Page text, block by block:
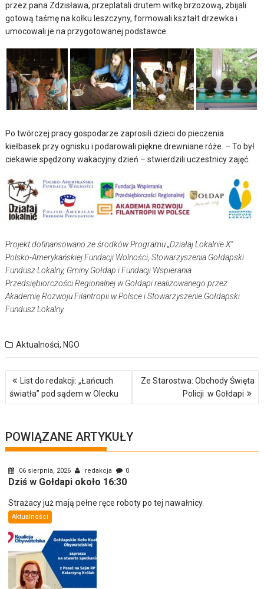
przez pana Zdzisława, przeplatali drutem witkę brzozową, zbijali
gotową taśmę na kołku leszczyny, formowali kształt drzewka i
umocowali je na przygotowanej podstawce.
Po twórczej pracy gospodarze zaprosili dzieci do pieczenia
kiełbasek przy ognisku i podarowali piękne drewniane róże. – To był
ciekawie spędzony wakacyjny dzień – stwierdzili uczestnicy zajęć.
Projekt dofinansowano ze środków Programu „Działaj Lokalnie X”
Polsko-Amerykańskiej Fundacji Wolności, Stowarzyszenia Gołdapski
Fundusz Lokalny, Gminy Gołdap i Fundacji Wspierania
Przedsiębiorczości Regionalnej w Gołdapi realizowanego przez
Akademię Rozwoju Filantropii w Polsce i Stowarzyszenie Gołdapski
Fundusz Lokalny.
Aktualności, NGO
Nawigacja
wpisuList do redakcji: „Łańcuch
światła” pod sądem w Olecku
Ze Starostwa: Obchody Święta
Policji w Gołdapi
POWIĄZANE ARTYKUŁY
06 sierpnia, 2026 redakcja 0
Dziś w Gołdapi około 16:30
Strażacy już mają pełne ręce roboty po tej nawałnicy.
Aktualności